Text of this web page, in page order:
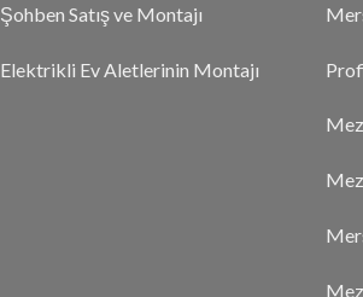
Şohben Satış ve Montajı
Elektrikli Ev Aletlerinin Montajı